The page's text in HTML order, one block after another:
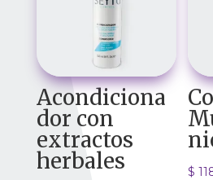
Acondiciona
dor con
extractos
herbales $